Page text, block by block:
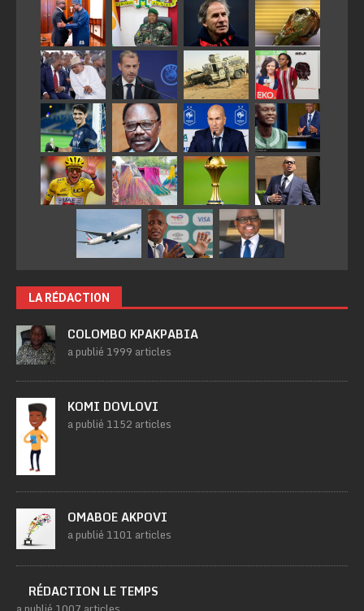
LA RÉDACTION
COLOMBO KPAKPABIA
a publié 1999 articles
KOMI DOVLOVI
a publié 1152 articles
OMABOE AKPOVI
a publié 1101 articles
RÉDACTION LE TEMPS